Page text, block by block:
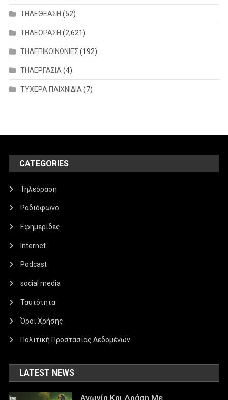
ΤΗΛΕΘΕΑΣΗ (52)
ΤΗΛΕΟΡΑΣΗ (2,621)
ΤΗΛΕΠΙΚΟΙΝΩΝΙΕΣ (192)
ΤΗΛΕΡΓΑΣΙΑ (4)
ΤΥΧΕΡΑ ΠΑΙΧΝΙΔΙΑ (7)
CATEGORIES
Τηλεόραση
Ραδιόφωνο
Εφημερίδες
Internet
Podcast
social media
Ταυτότητα
Όροι Χρήσης
Πολιτική Προστασίας Δεδομένων
LATEST NEWS